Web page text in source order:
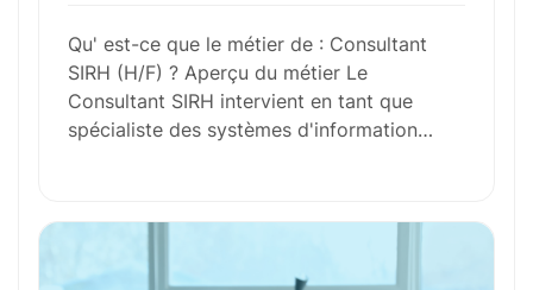
Envie de commencer
l’aventure avecnous
N’attendez plus !
Déposez votrecandidature
spontanée
Qu' est-ce que le métier de : Consultant
SIRH (H/F) ? Aperçu du métier Le
Consultant SIRH intervient en tant que
spécialiste des systèmes d'information…